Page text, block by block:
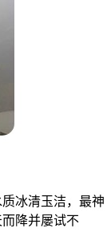
冰清玉洁，最神
降并屡试不